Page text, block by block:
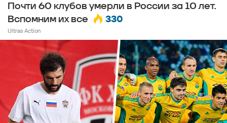
Почти 60 клубов умерли в России за 10 лет.
Вспомним их все
330
Ultras Action